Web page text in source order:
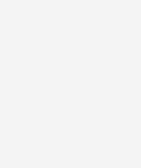
Edition
kombinierter Wert der
Comfort
kombinierter Wert der